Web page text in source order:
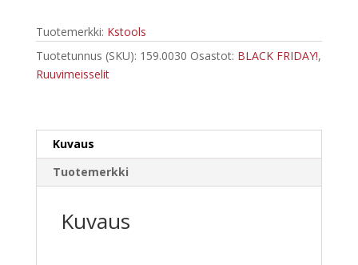
os,
Torx
määrä
Tuotemerkki: Kstools
Tuotetunnus (SKU): 159.0030 Osastot: BLACK FRIDAY!,
Ruuvimeisselit
Kuvaus
Tuotemerkki
Kuvaus